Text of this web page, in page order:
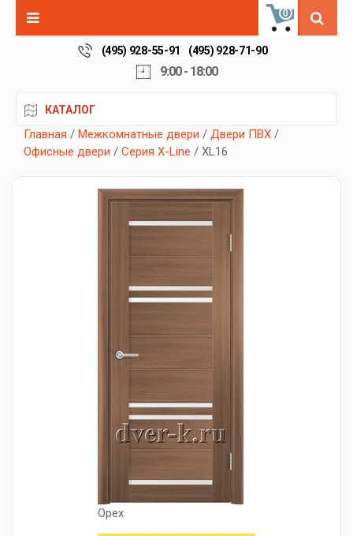
0
(495) 928-55-91 (495) 928-71-90
9:00 - 18:00
КАТАЛОГ
Главная / Межкомнатные двери / Двери ПВХ /
Офисные двери / Серия X-Line / XL16
Орех